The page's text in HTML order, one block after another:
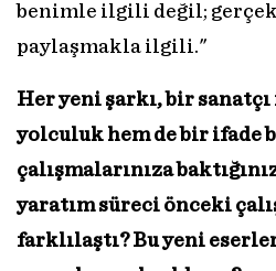
benimle ilgili değil;
paylaşmakla ilgili."
Her yeni şarkı, bir
yolculuk hem de bir ifade
çalışmalarınıza
yaratım süreci önceki
farklılaştı? Bu yeni